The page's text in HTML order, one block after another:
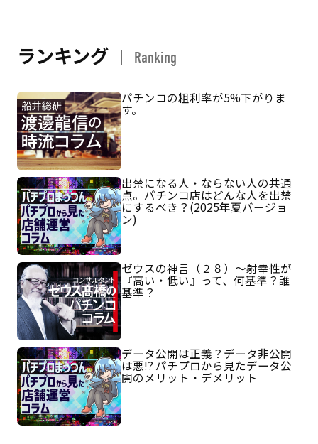
ランキング Ranking
パチンコの粗利率が5%下がりま
す。
出禁になる人・ならない人の共通
点。パチンコ店はどんな人を出禁
にするべき？(2025年夏バージョ
ン)
ゼウスの神言（２８）～射幸性が
『高い・低い』って、何基準？誰
基準？
データ公開は正義？データ非公開
は悪!? パチプロから見たデータ公
開のメリット・デメリット